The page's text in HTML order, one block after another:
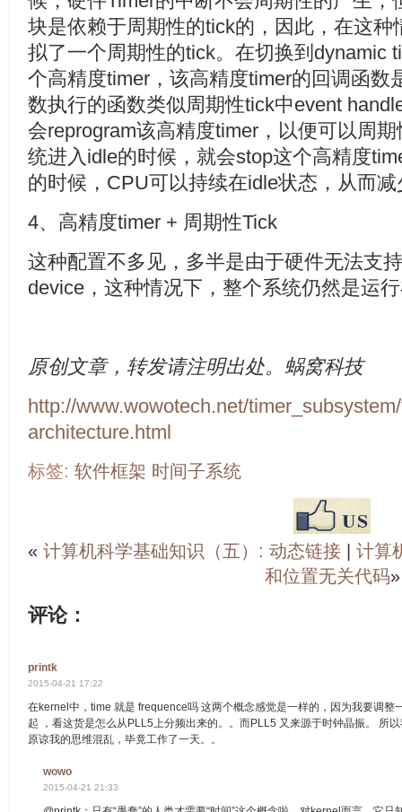
块是依赖于周期性的tick的，因此，在这种
拟了一个周期性的tick。在切换到dynamic
个高精度timer，该高精度timer的回调函数
数执行的函数类似周期性tick中event
会reprogram该高精度timer，以便可以周
统进入idle的时候，就会stop这个高精度
的时候，CPU可以持续在idle状态，从而
4、高精度timer + 周期性Tick
这种配置不多见，多半是由于硬件无法支
device，这种情况下，整个系统仍然是运
原创文章，转发请注明出处。蜗窝科技
http://www.wowotech.net/
architecture.html
标签: 软件框架 时间子系统
« 计算机科学基础知识（五）: 动态链接
计算
和位置无关代码»
评论：
printk
2015-04-21 17:22
在kernel中，time 就是 frequence吗 这两个概念感觉是一样的，因为我要调整
起 ，看这货是怎么从PLL5上分频出来的。。而PLL5 又来源于时钟晶振。 所
原谅我的思维混乱，毕竟工作了一天。。
wowo
2015-04-21 21:33